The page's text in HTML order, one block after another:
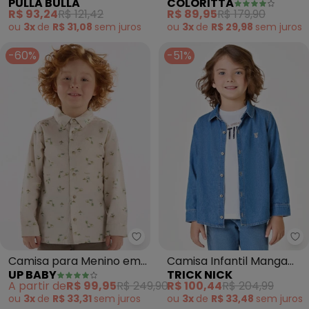
(Marinho)
PULLA BULLA
R$ 93,24R$ 121,42
ou 3x de R$ 31,08 sem juros
Cotelê (Marrom)
COLORITTÁ
R$ 89,95R$ 179,90
ou 3x de R$ 29,98 sem juros
-60%
Up Baby - Camisa para Menino
Camisa para Menino em
Sarja (Bege)
UP BABY
A partir deR$ 99,95R$ 249,90
ou 3x de R$ 33,31 sem juros
-51%
Camisa Infantil Manga
Longa Jeans (Azul)
TRICK NICK
R$ 100,44R$ 204,99
ou 3x de R$ 33,48 sem juros